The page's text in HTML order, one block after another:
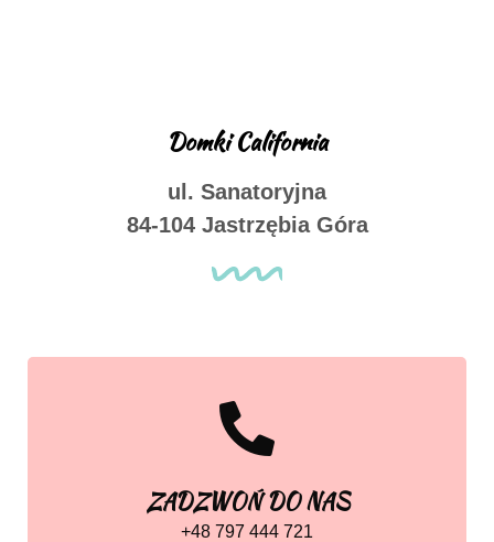
Domki California
ul. Sanatoryjna
84-104 Jastrzębia Góra
ZADZWOŃ DO NAS
+48 797 444 721